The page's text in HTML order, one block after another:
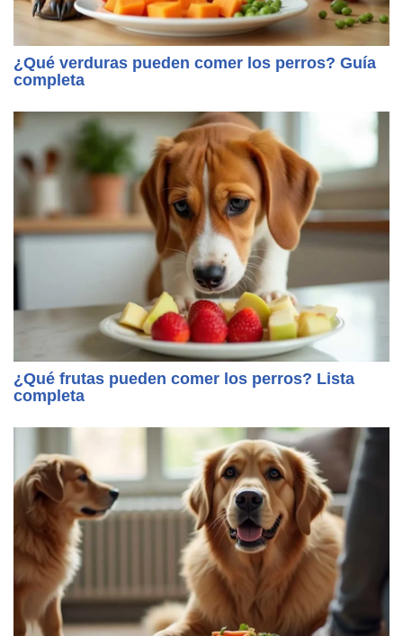
¿Qué verduras pueden comer los perros? Guía
completa
¿Qué frutas pueden comer los perros? Lista
completa